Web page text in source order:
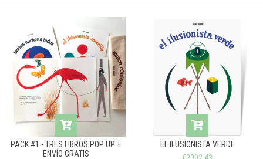
PACK #1 - TRES LIBROS POP UP +
ENVÍO GRATIS
EL ILUSIONISTA VERDE